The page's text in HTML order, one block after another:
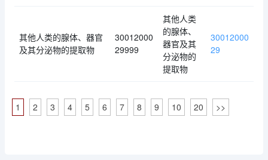
其他人类的腺体、器官
及其分泌物的提取物
30012000
29999
其他人类
的腺体、
器官及其
分泌物的
提取物
30012000
29
1 2 3 4 5 6 7 8 9 10 20 >>